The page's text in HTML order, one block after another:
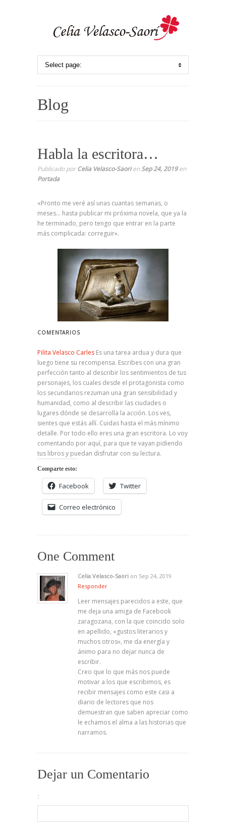
Blog
Habla la escritora…
Publicado porCelia Velasco-SaorienSep 24, 2019en
Portada
«Pronto me veré así unas cuantas semanas, o
meses… hasta publicar mi próxima novela, que ya la
he terminado, pero tengo que entrar en la parte
más complicada: correguir».
COMENTARIOS
Pilita Velasco Carles Es una tarea ardua y dura que
luego tiene su recompensa. Escribes con una gran
perfección tanto al describir los sentimientos de tus
personajes, los cuales desde el protagonista como
los secundarios rezuman una gran sensibilidad y
humanidad, como al describir las ciudades o
lugares dónde se desarrolla la acción. Los ves,
sientes que estás allí. Cuidas hasta el más mínimo
detalle. Por todo ello eres una gran escritora. Lo voy
comentando por aquí, para que te vayan pidiendo
tus libros y puedan disfrutar con su lectura.
Comparte esto:
Facebook Twitter
Correo electrónico
One Comment
Celia Velasco-Saori on Sep 24, 2019
Responder
Leer mensajes parecidos a este, que
me deja una amiga de Facebook
zaragozana, con la que coincido solo
en apellido, «gustos literarios y
muchos otros», me da energía y
ánimo para no dejar nunca de
escribir.
Creo que lo que más nos puede
motivar a los que escribimos, es
recibir mensajes como este casi a
diario de lectores que nos
demuestran que saben apreciar como
le echamos el alma a las historias que
narramos.
Dejar un Comentario
: